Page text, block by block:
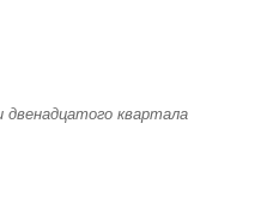
двенадцатого квартала